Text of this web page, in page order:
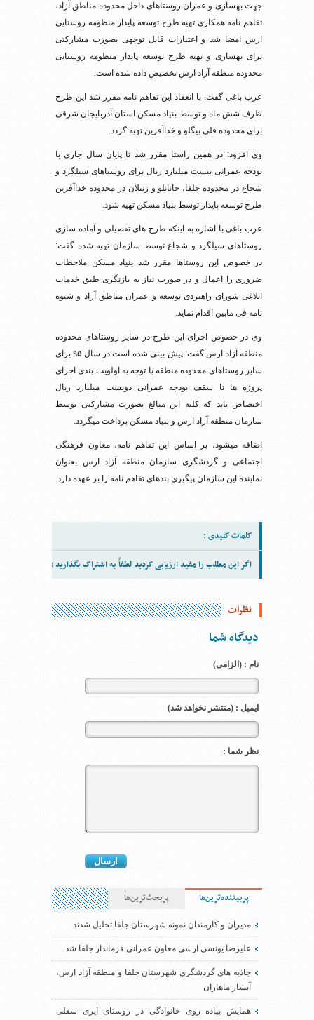
جهت بهسازی و عمران روستاهای داخل محدوده مناطق آزاد،
تفاهم نامه همکاری تهیه طرح توسعه پایدار منظومه روستایی
ارس امضا شد و اعتبارات قابل توجهی بصورت مشارکتی
برای بهسازی و تهیه طرح توسعه پایدار منظومه روستایی
محدوده منطقه آزاد ارس تخصیص داده شده است.
عرب باغی گفت: با انعقاد این تفاهم نامه مقرر شد این طرح
ظرف شش ماه و توسط بنیاد مسکن استان آذربایجان شرقی
برای محدوده قلی بیگلو و خداآفرین تهیه گردد.
وی افزود: در همین راستا مقرر شد تا پایان سال جاری با
بودجه عمرانی بیست میلیارد ریال برای روستاهای سیلگرد و
شجاع در محدوده جلفا، جانانلو و زنبلان در محدوده خداآفرین
طرح توسعه پایدار توسط بنیاد مسکن تهیه شود.
عرب باغی با اشاره به اینکه طرح های تفصیلی و آماده سازی
روستاهای سیلگرد و شجاع توسط سازمان تهیه شده گفت:
در خصوص این روستاها مقرر شد بنیاد مسکن ملاحظات
ضروری را اعمال و در صورت نیاز به بازنگری طبق خدمات
ابلاغی شورای راهبردی توسعه و عمران مناطق آزاد و شیوه
نامه فی مابین اقدام نماید.
وی در خصوص اجرای این طرح در سایر روستاهای محدوده
منطقه آزاد ارس گفت: پیش بینی شده است در سال ۹۵ برای
سایر روستاهای محدوده منطقه با توجه به اولویت بندی اجرای
پروژه ها تا سقف بودجه عمرانی دویست میلیارد ریال
اختصاص یابد که کلیه این مبالغ بصورت مشارکتی توسط
سازمان منطقه آزاد ارس و بنیاد مسکن پرداخت میگردد.
اضافه میشود، بر اساس این تفاهم نامه، معاون فرهنگی
اجتماعی و گردشگری سازمان منطقه آزاد ارس بعنوان
نماینده این سازمان پیگیری بندهای تفاهم نامه را بر عهده دارد.
کلمات کلیدی :
اگر این مطلب را مفید ارزیابی کردید لطفاً به اشتراک بگذارید :
نظرات
دیدگاه شما
نام : (الزامی)
ایمیل : (منتشر نخواهد شد)
نظر شما :
پربیننده‌ترین‌ها پربحث‌ترین‌ها
مدیران و کارمندان نمونه شهرستان جلفا تجلیل شدند
علیرضا یونسی ارسی معاون عمرانی فرماندار جلفا شد
جاذبه های گردشگری شهرستان جلفا و منطقه آزاد ارس،
آبشار ماهاران
همایش پیاده روی خانوادگی در روستای ایری سفلی